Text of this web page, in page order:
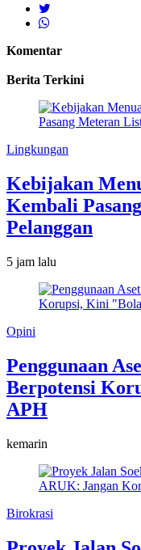
Komentar
Berita Terkini
Lingkungan
Kebijakan
Kembali
Pelanggan
5 jam lalu
Opini
Penggunaan
Berpotensi
APH
kemarin
Birokrasi